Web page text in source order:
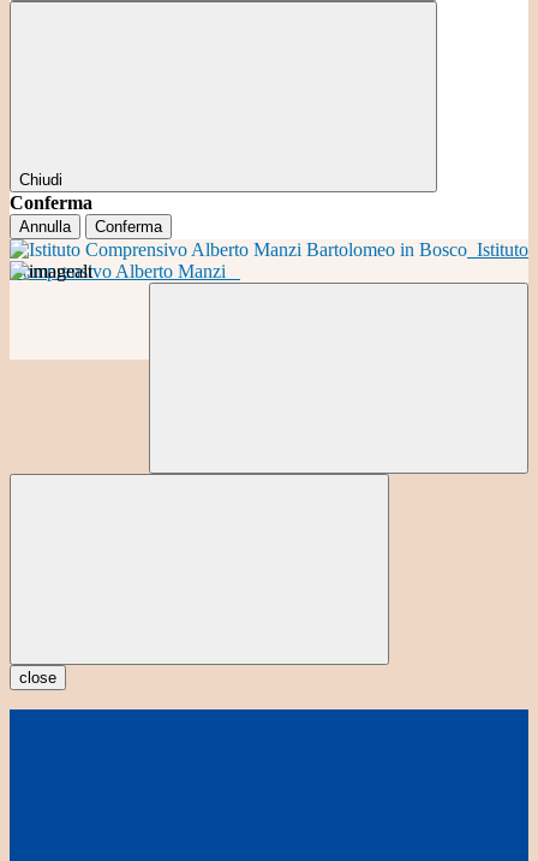
Chiudi
Conferma
Annulla Conferma
Istituto
Comprensivo Alberto Manzi
close